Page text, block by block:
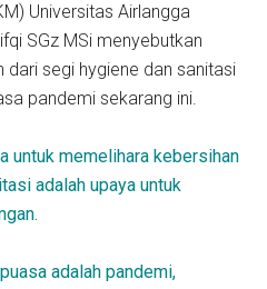
Universitas Airlangga
SGz MSi menyebutkan
segi hygiene dan sanitasi
pandemi sekarang ini.
untuk memelihara kebersihan
adalah upaya untuk
adalah pandemi,